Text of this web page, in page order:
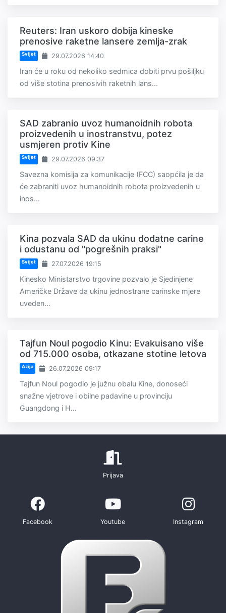
Reuters: Iran uskoro dobija kineske
prenosive raketne lansere zemlja-zrak
Svijet 29.07.2026 14:40
Iran će u roku od nekoliko sedmica dobiti prvu pošiljku
od više stotina prenosivih raketnih lans...
SAD zabranio uvoz humanoidnih robota
proizvedenih u inostranstvu, potez
usmjeren protiv Kine
Svijet 29.07.2026 09:37
Savezna komisija za komunikacije (FCC) saopćila je da
će zabraniti uvoz humanoidnih robota proizvedenih u
inos...
Kina pozvala SAD da ukinu dodatne carine
i odustanu od "pogrešnih praksi"
Svijet 27.07.2026 19:15
Kinesko Ministarstvo trgovine pozvalo je Sjedinjene
Američke Države da ukinu jednostrane carinske mjere
uveden...
Tajfun Noul pogodio Kinu: Evakuisano više
od 715.000 osoba, otkazane stotine letova
Azija 26.07.2026 09:17
Tajfun Noul pogodio je južnu obalu Kine, donoseći
snažne vjetrove i obilne padavine u provinciju
Guangdong i H...
Prijava
Facebook Youtube Instagram